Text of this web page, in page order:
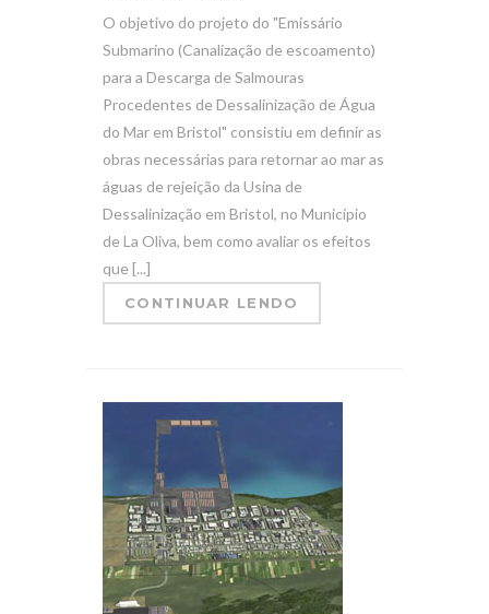
O objetivo do projeto do "Emissário
Submarino (Canalização de escoamento)
para a Descarga de Salmouras
Procedentes de Dessalinização de Água
do Mar em Bristol" consistiu em definir as
obras necessárias para retornar ao mar as
águas de rejeição da Usina de
Dessalinização em Bristol, no Município
de La Oliva, bem como avaliar os efeitos
que [...]
CONTINUAR LENDO